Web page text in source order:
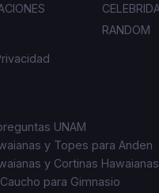
RANDOM
UNAM
y Topes para Anden
y Cortinas
para Gimnasio